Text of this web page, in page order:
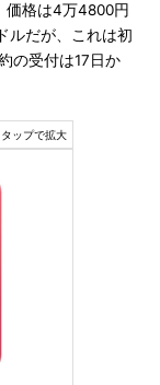
価格は4万4800円
ルだが、これは初
の受付は17日か